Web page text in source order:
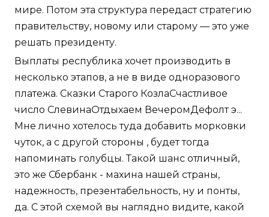
мире. Потом эта структура передаст стратегию
правительству, новому или старому — это уже
решать президенту.
Выплаты республика хочет производить в
несколько этапов, а не в виде одноразового
платежа. Сказки Старого КозлаСчастливое
число СлевинаОтдыхаем ВечеромДефолт э...
Мне лично хотелось туда добавить морковки
чуток, а с другой стороны , будет тогда
напоминать голубцы. Такой шанс отличный,
это же Сбербанк - махина нашей страны,
надежность, презентабельность, ну и понты,
да. С этой схемой вы наглядно видите, какой